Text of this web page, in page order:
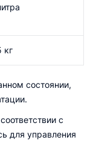
кг
состоянии,
с
для управления